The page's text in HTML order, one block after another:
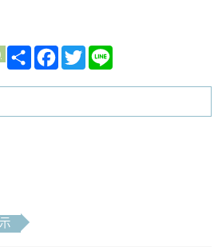
分
享
Facebook
Twitter